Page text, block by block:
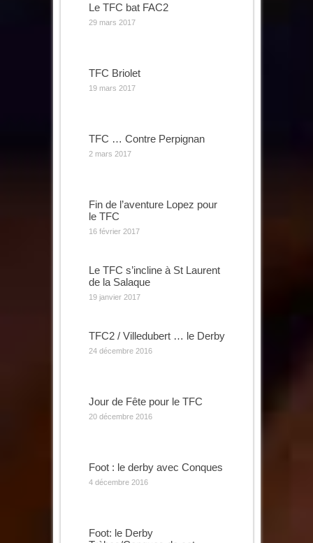
Le TFC bat FAC2
29 mars 2017
TFC Briolet
19 mars 2017
TFC … Contre Perpignan
2 mars 2017
Fin de l’aventure Lopez pour
le TFC
16 février 2017
Le TFC s’incline à St Laurent
de la Salaque
19 janvier 2017
TFC2 / Villedubert … le Derby
24 décembre 2016
Jour de Fête pour le TFC
20 décembre 2016
Foot : le derby avec Conques
4 décembre 2016
Foot: le Derby